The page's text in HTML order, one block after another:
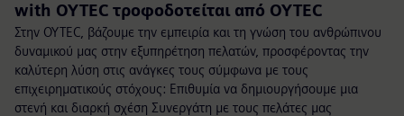
with OYTEC τροφοδοτείται από OYTEC
Στην OYTEC, βάζουμε την εμπειρία και τη γνώση του ανθρώπινου
δυναμικού μας στην εξυπηρέτηση πελατών, προσφέροντας την
καλύτερη λύση στις ανάγκες τους σύμφωνα με τους
επιχειρηματικούς στόχους: Επιθυμία να δημιουργήσουμε μια
στενή και διαρκή σχέση Συνεργάτη με τους πελάτες μας